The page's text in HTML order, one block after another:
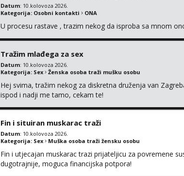
Datum: 10.kolovoza 2026.
Kategorija: Osobni kontakti ONA
U procesu rastave , trazim nekog da isproba sa mnom
Tražim mlađega za sex
Datum: 10.kolovoza 2026.
Kategorija: Sex Ženska osoba traži mušku osobu
Hej svima, tražim nekog za diskretna druženja van
ispod i nadji me tamo, cekam te!
Fin i situiran muskarac traži
Datum: 10.kolovoza 2026.
Kategorija: Sex Muška osoba traži žensku osobu
Fin i utjecajan muskarac trazi prijateljicu za povremene
dugotrajnije, moguca financijska potpora!